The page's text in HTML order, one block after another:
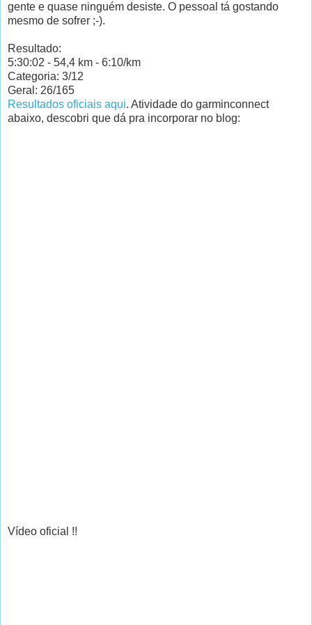
gente e quase ninguém desiste. O pessoal tá gostando
mesmo de sofrer ;-).
Resultado:
5:30:02 - 54,4 km - 6:10/km
Categoria: 3/12
Geral: 26/165
Resultados oficiais aqui. Atividade do garminconnect
abaixo, descobri que dá pra incorporar no blog:
Vídeo oficial !!